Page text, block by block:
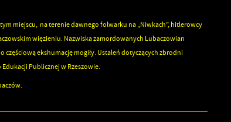
miejscu, na terenie dawnego folwarku na „Niwkach”, hitlerowcy
więzieniu. Nazwiska zamordowanych Lubaczowian
częściową ekshumację mogiły. Ustaleń dotyczących zbrodni
Publicznej w Rzeszowie.